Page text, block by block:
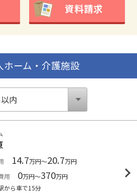
資料請求
ーム・介護施設
14.7万円～20.7万円
用
0万円～370万円
から車で15分